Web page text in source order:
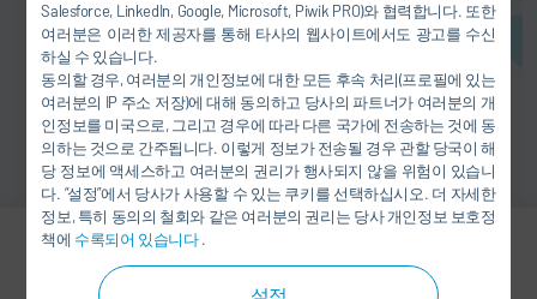
Salesforce, LinkedIn, Google, Microsoft, Piwik PRO)와 협력합니다. 또한
여러분은 이러한 제공자를 통해 타사의 웹사이트에서도 광고를 수신
하실 수 있습니다.
동의할 경우, 여러분의 개인정보에 대한 모든 후속 처리(프로필에 있는
여러분의 IP 주소 저장)에 대해 동의하고 당사의 파트너가 여러분의 개
인정보를 미국으로, 그리고 경우에 따라 다른 국가에 전송하는 것에 동
의하는 것으로 간주됩니다. 이렇게 정보가 전송될 경우 관할 당국이 해
당 정보에 액세스하고 여러분의 권리가 행사되지 않을 위험이 있습니
다. “설정”에서 당사가 사용할 수 있는 쿠키를 선택하십시오. 더 자세한
정보, 특히 동의의 철회와 같은 여러분의 권리는 당사 개인정보 보호정
책에 수록되어 있습니다.